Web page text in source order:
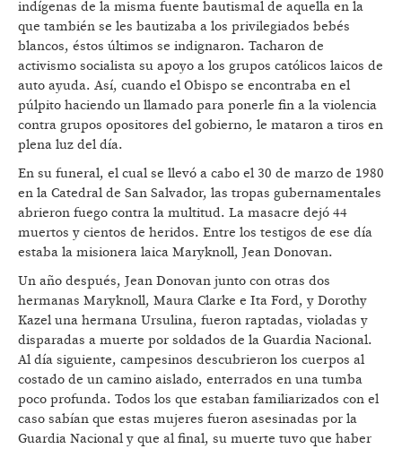
indígenas de la misma fuente bautismal de aquella en la
que también se les bautizaba a los privilegiados bebés
blancos, éstos últimos se indignaron. Tacharon de
activismo socialista su apoyo a los grupos católicos laicos de
auto ayuda. Así, cuando el Obispo se encontraba en el
púlpito haciendo un llamado para ponerle fin a la violencia
contra grupos opositores del gobierno, le mataron a tiros en
plena luz del día.
En su funeral, el cual se llevó a cabo el 30 de marzo de 1980
en la Catedral de San Salvador, las tropas gubernamentales
abrieron fuego contra la multitud. La masacre dejó 44
muertos y cientos de heridos. Entre los testigos de ese día
estaba la misionera laica Maryknoll, Jean Donovan.
Un año después, Jean Donovan junto con otras dos
hermanas Maryknoll, Maura Clarke e Ita Ford, y Dorothy
Kazel una hermana Ursulina, fueron raptadas, violadas y
disparadas a muerte por soldados de la Guardia Nacional.
Al día siguiente, campesinos descubrieron los cuerpos al
costado de un camino aislado, enterrados en una tumba
poco profunda. Todos los que estaban familiarizados con el
caso sabían que estas mujeres fueron asesinadas por la
Guardia Nacional y que al final, su muerte tuvo que haber